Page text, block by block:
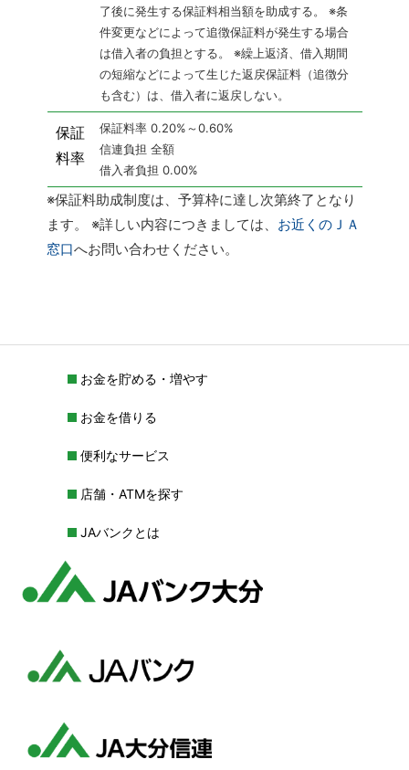
了後に発生する保証料相当額を助成する。
※条
件変更などによって追徴保証料が発生する場合
は借入者の負担とする。
※繰上返済、借入期間
の短縮などによって生じた返戻保証料（追徴分
も含む）は、借入者に返戻しない。
保証
料率
保証料率 0.20%～0.60%
信連負担 全額
借入者負担 0.00%
※保証料助成制度は、予算枠に達し次第終了となり
ます。
※詳しい内容につきましては、 お近くのＪＡ
窓口へお問い合わせください。
お金を貯める・増やす
お金を借りる
便利なサービス
店舗・ATMを探す
JAバンクとは